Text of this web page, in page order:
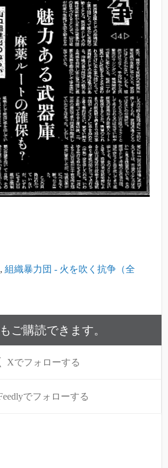
, 組織暴力団 - 火を吹く抗争（全
ご購読できます。
Xでフォローする
でフォローする